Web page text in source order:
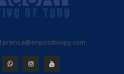
prensa@enpositivopy.com